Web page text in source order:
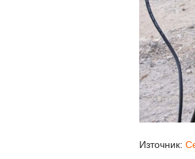
Източник: